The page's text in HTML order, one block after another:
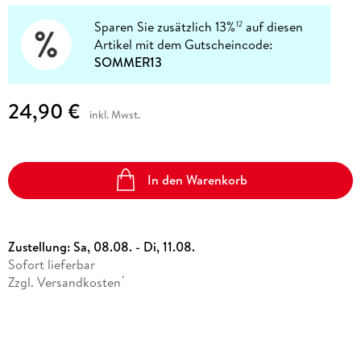
Sparen Sie zusätzlich 13%12 auf diesen
Artikel mit dem Gutscheincode:
SOMMER13
24,90 € inkl. Mwst.
In den Warenkorb
Zustellung:Sa, 08.08. - Di, 11.08.
Sofort lieferbar
Zzgl. Versandkosten *